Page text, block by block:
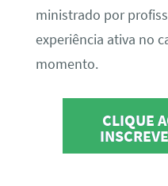
ministrado por
experiência ativa no
momento.
CLIQUE